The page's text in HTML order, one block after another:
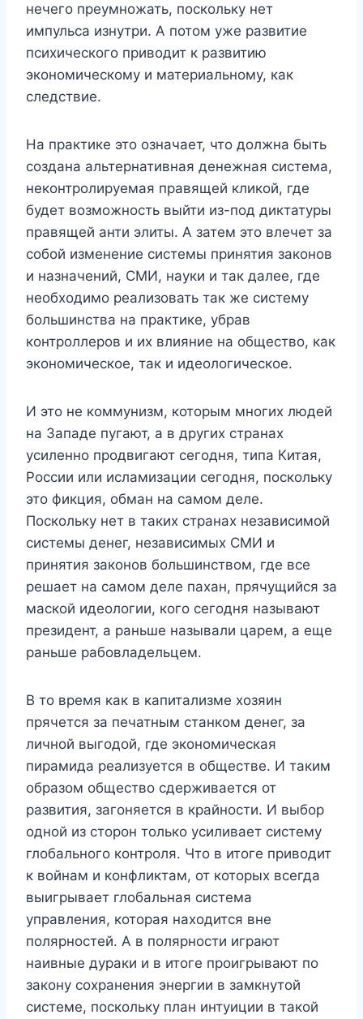
нечего преумножать, поскольку нет
импульса изнутри. А потом уже развитие
психического приводит к развитию
экономическому и материальному, как
следствие.
На практике это означает, что должна быть
создана альтернативная денежная система,
неконтролируемая правящей кликой, где
будет возможность выйти из-под диктатуры
правящей анти элиты. А затем это влечет за
собой изменение системы принятия законов
и назначений, СМИ, науки и так далее, где
необходимо реализовать так же систему
большинства на практике, убрав
контроллеров и их влияние на общество, как
экономическое, так и идеологическое.
И это не коммунизм, которым многих людей
на Западе пугают, а в других странах
усиленно продвигают сегодня, типа Китая,
России или исламизации сегодня, поскольку
это фикция, обман на самом деле.
Поскольку нет в таких странах независимой
системы денег, независимых СМИ и
принятия законов большинством, где все
решает на самом деле пахан, прячущийся за
маской идеологии, кого сегодня называют
президент, а раньше называли царем, а еще
раньше рабовладельцем.
В то время как в капитализме хозяин
прячется за печатным станком денег, за
личной выгодой, где экономическая
пирамида реализуется в обществе. И таким
образом общество сдерживается от
развития, загоняется в крайности. И выбор
одной из сторон только усиливает систему
глобального контроля. Что в итоге приводит
к войнам и конфликтам, от которых всегда
выигрывает глобальная система
управления, которая находится вне
полярностей. А в полярности играют
наивные дураки и в итоге проигрывают по
закону сохранения энергии в замкнутой
системе, поскольку план интуиции в такой